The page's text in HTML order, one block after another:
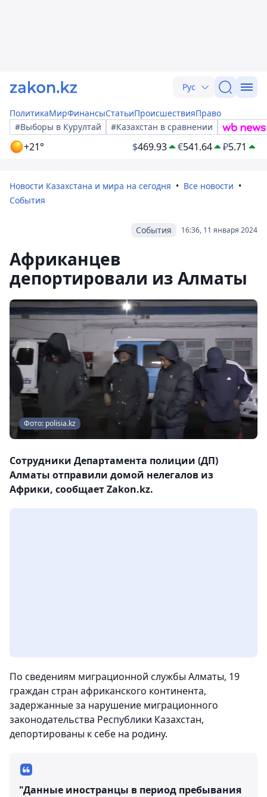
Рус
ПолитикаМирФинансыСтатьиПроисшествияПраво
#Выборы в Курултай
#Казахстан в сравнении
+21° $469.93 €541.64 ₽5.71
Новости Казахстана и мира на сегодня
Все новости
События
16:36, 11 января 2024
События
Африканцев
депортировали из Алматы
Фото: polisia.kz
Сотрудники Департамента полиции (ДП)
Алматы отправили домой нелегалов из
Африки, сообщает Zakon.kz.
По сведениям миграционной службы Алматы, 19
граждан стран африканского континента,
задержанные за нарушение миграционного
законодательства Республики Казахстан,
депортированы к себе на родину.
"Данные иностранцы в период пребывания